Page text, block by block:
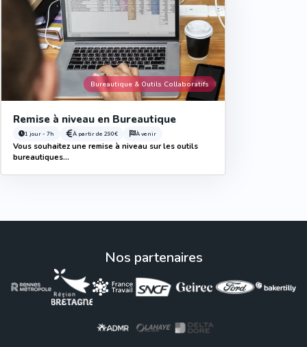
Bureautique & Outils Collaboratifs
Remise à niveau en Bureautique
1 jour - 7h À partir de 290€ À venir
Vous souhaitez une remise à niveau sur les outils
bureautiques...
Nos partenaires